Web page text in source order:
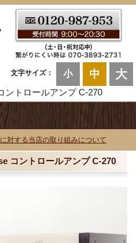
文字サイズ： 小 中 大
ントロールアンプ C-270
対する当店の取り組みについて
コントロールアンプ C-270